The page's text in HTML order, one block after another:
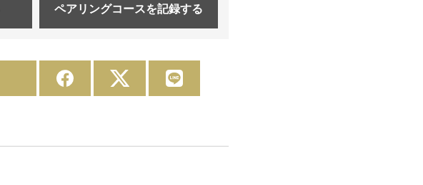
ペアリングコースを記録する